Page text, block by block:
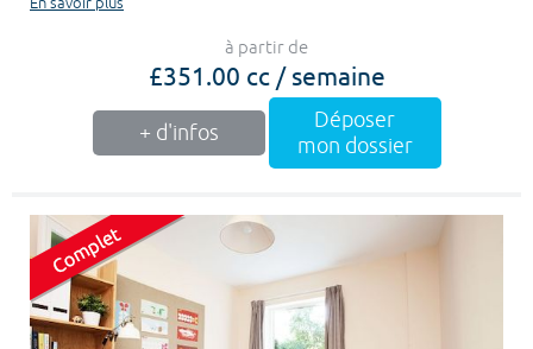
à partir de
£351.00 cc / semaine
+ d'infos
Déposer
mon dossier